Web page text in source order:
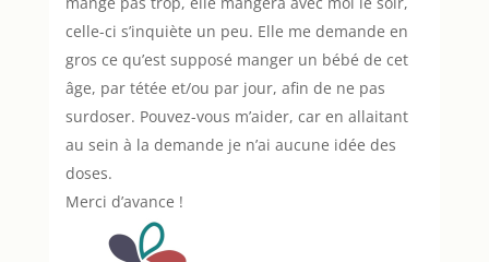
celle-ci s’inquiète un peu. Elle me demande en
gros ce qu’est supposé manger un bébé de cet
âge, par tétée et/ou par jour, afin de ne pas
surdoser. Pouvez-vous m’aider, car en allaitant
au sein à la demande je n’ai aucune idée des
doses.
Merci d’avance !